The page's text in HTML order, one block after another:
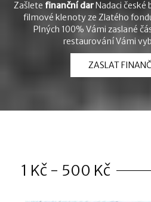
Zašlete finanční darNadaci české
filmové klenoty ze Zlatého
Plných 100% Vámi zaslané
restaurování Vámi
ZASLAT
1 Kč - 500 Kč